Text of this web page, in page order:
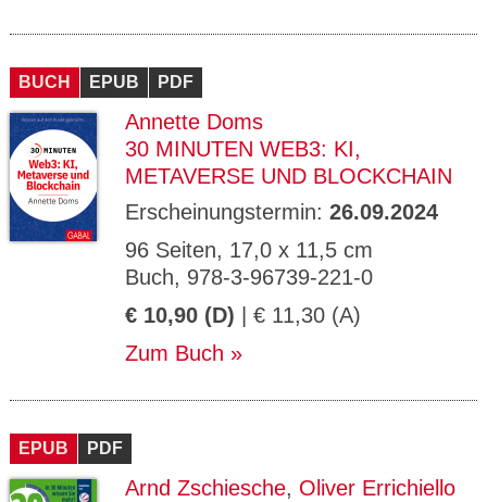
BUCH EPUB PDF
Annette Doms
30 MINUTEN WEB3: KI,
METAVERSE UND BLOCKCHAIN
Erscheinungstermin: 26.09.2024
96 Seiten, 17,0 x 11,5 cm
Buch, 978-3-96739-221-0
€ 10,90 (D) | € 11,30 (A)
Zum Buch
EPUB PDF
Arnd Zschiesche, Oliver Errichiello